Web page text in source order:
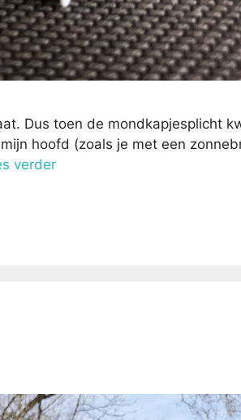
Dus toen de mondkapjesplicht
hoofd (zoals je met een
verder